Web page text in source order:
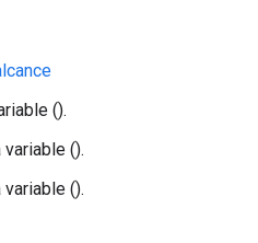
().
().
().